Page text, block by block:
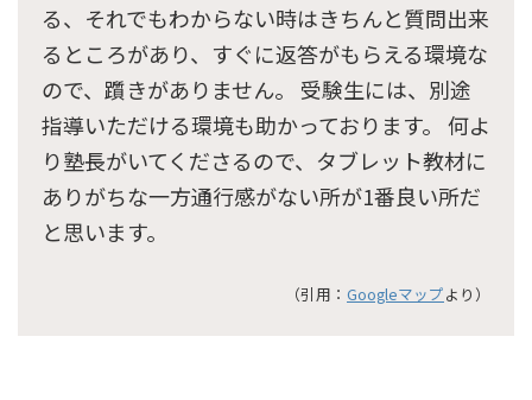
る、それでもわからない時はきちんと質問出来
るところがあり、すぐに返答がもらえる環境な
ので、躓きがありません。 受験生には、別途
指導いただける環境も助かっております。 何よ
り塾長がいてくださるので、タブレット教材に
ありがちな一方通行感がない所が1番良い所だ
と思います。
（引用： Googleマップより）